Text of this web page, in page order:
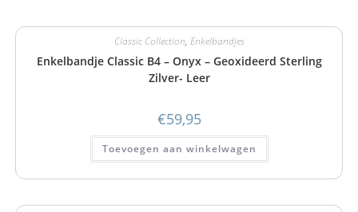
Classic Collection, Enkelbandjes
Enkelbandje Classic B4 – Onyx – Geoxideerd Sterling
Zilver- Leer
€59,95
Toevoegen aan winkelwagen